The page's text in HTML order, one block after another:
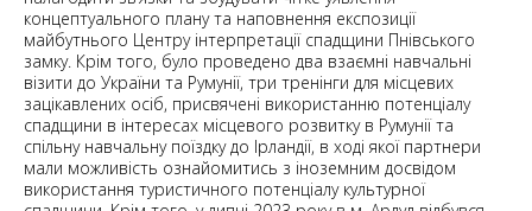
концептуального плану та наповнення експозиції
майбутнього Центру інтерпретації спадщини Пнівського
замку. Крім того, було проведено два взаємні навчальні
візити до України та Румунії, три тренінги для місцевих
зацікавлених осіб, присвячені використанню потенціалу
спадщини в інтересах місцевого розвитку в Румунії та
спільну навчальну поїздку до Ірландії, в ході якої партнери
мали можливість ознайомитись з іноземним досвідом
використання туристичного потенціалу культурної